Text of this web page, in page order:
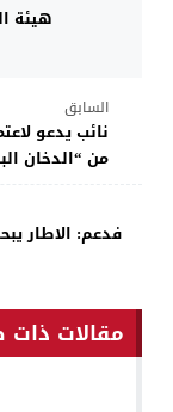
هيئة
السابق
نائب يدعو
من “الدخان
فدعم: الاطار
مقالات ذات